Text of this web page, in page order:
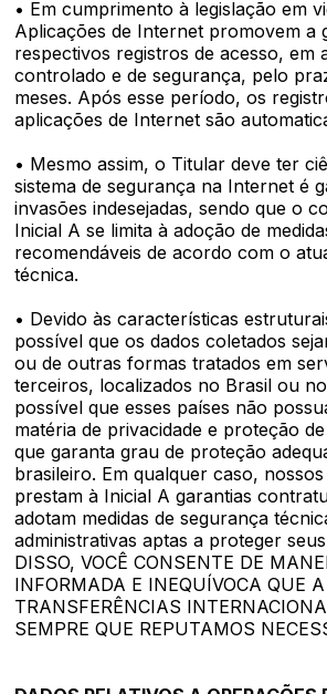
• Em cumprimento à legislação em
Aplicações de Internet promovem a
respectivos registros de acesso, em
controlado e de segurança, pelo
meses. Após esse período, os
aplicações de Internet são
• Mesmo assim, o Titular deve ter
sistema de segurança na Internet é
invasões indesejadas, sendo que o
Inicial A se limita à adoção de
recomendáveis de acordo com o
técnica.
• Devido às características
possível que os dados coletados
ou de outras formas tratados em
terceiros, localizados no Brasil ou
possível que esses países não
matéria de privacidade e proteção
que garanta grau de proteção
brasileiro. Em qualquer caso,
prestam à Inicial A garantias
adotam medidas de segurança
administrativas aptas a proteger
DISSO, VOCÊ CONSENTE DE
INFORMADA E INEQUÍVOCA QUE
TRANSFERÊNCIAS
SEMPRE QUE REPUTAMOS